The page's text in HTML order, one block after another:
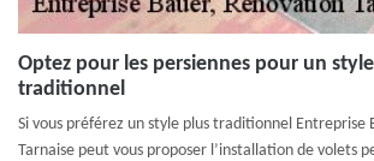
Optez pour les persiennes pour un
traditionnel
Si vous préférez un style plus traditionnel Entreprise
Tarnaise peut vous proposer l’installation de volets